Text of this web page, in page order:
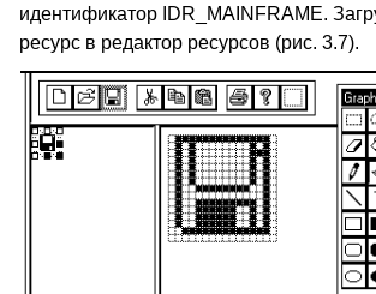
идентификатор IDR_MAINFRAME.
ресурс в редактор ресурсов (рис. 3.7).